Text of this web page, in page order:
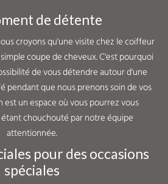
de détente
croyons qu'une visite chez le coiffeur
coupe de cheveux. C'est pourquoi
de vous détendre autour d'une
pendant que nous prenons soin de vos
est un espace où vous pourrez vous
chouchouté par notre équipe
attentionnée.
pour des occasions
spéciales